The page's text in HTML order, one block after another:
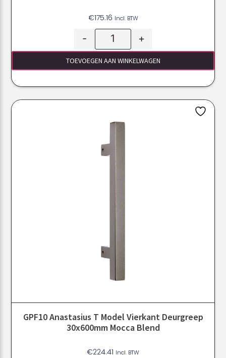
€175.16 Incl. BTW
- +
TOEVOEGEN AAN WINKELWAGEN
GPF10 Anastasius T Model Vierkant Deurgreep
30x600mm Mocca Blend
€224.41 Incl. BTW